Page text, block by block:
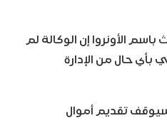
بأي حال من الإدارة
سيوقف تقديم أموال